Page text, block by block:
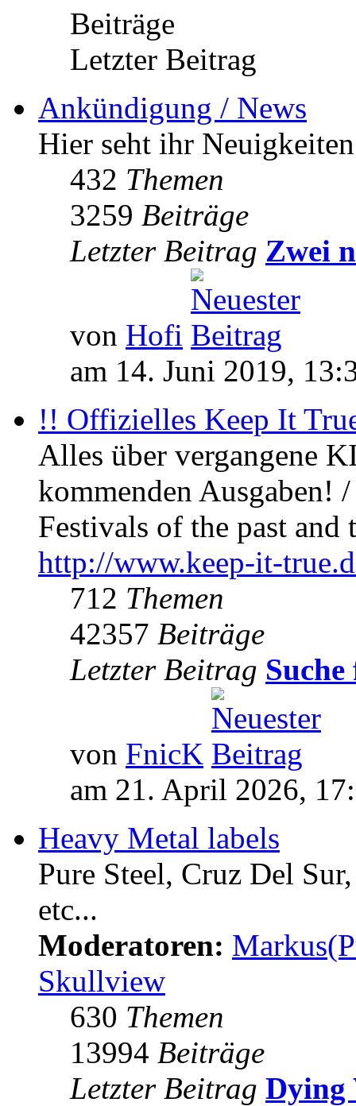
Beiträge
Letzter Beitrag
Ankündigung / News
Hier seht ihr
432 Themen
3259 Beiträge
Letzter Beitrag Zwei
von Hofi
am 14. Juni 2019,
!! Offizielles Keep It
Alles über vergangene
kommenden Ausgaben!
Festivals of the past
http://www.keep-it-
712 Themen
42357 Beiträge
Letzter Beitrag
von FnicK
am 21. April 2026,
Heavy Metal labels
Pure Steel, Cruz Del
etc...
Moderatoren:
Skullview
630 Themen
13994 Beiträge
Letzter Beitrag Dying